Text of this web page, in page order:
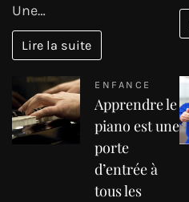
Une…
Lire la suite
ENFANCE
Apprendre le
piano est une
porte
d’entrée à
tous les